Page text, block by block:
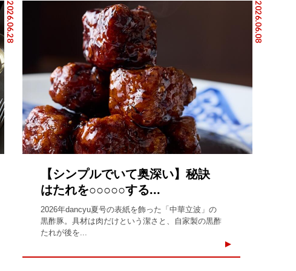
2026.06.28 2026.06.08
【シンプルでいて奥深い】秘訣
はたれを○○○○○する...
2026年dancyu夏号の表紙を飾った「中華立波」の
黒酢豚。具材は肉だけという潔さと、自家製の黒酢
たれが後を...